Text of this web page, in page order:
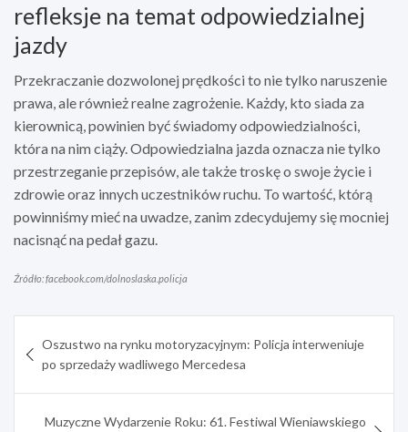
refleksje na temat odpowiedzialnej
jazdy
Przekraczanie dozwolonej prędkości to nie tylko naruszenie
prawa, ale również realne zagrożenie. Każdy, kto siada za
kierownicą, powinien być świadomy odpowiedzialności,
która na nim ciąży. Odpowiedzialna jazda oznacza nie tylko
przestrzeganie przepisów, ale także troskę o swoje życie i
zdrowie oraz innych uczestników ruchu. To wartość, którą
powinniśmy mieć na uwadze, zanim zdecydujemy się mocniej
nacisnąć na pedał gazu.
Źródło: facebook.com/dolnoslaska.policja
wpisu
Oszustwo na rynku motoryzacyjnym: Policja interweniuje
po sprzedaży wadliwego Mercedesa
Muzyczne Wydarzenie Roku: 61. Festiwal Wieniawskiego